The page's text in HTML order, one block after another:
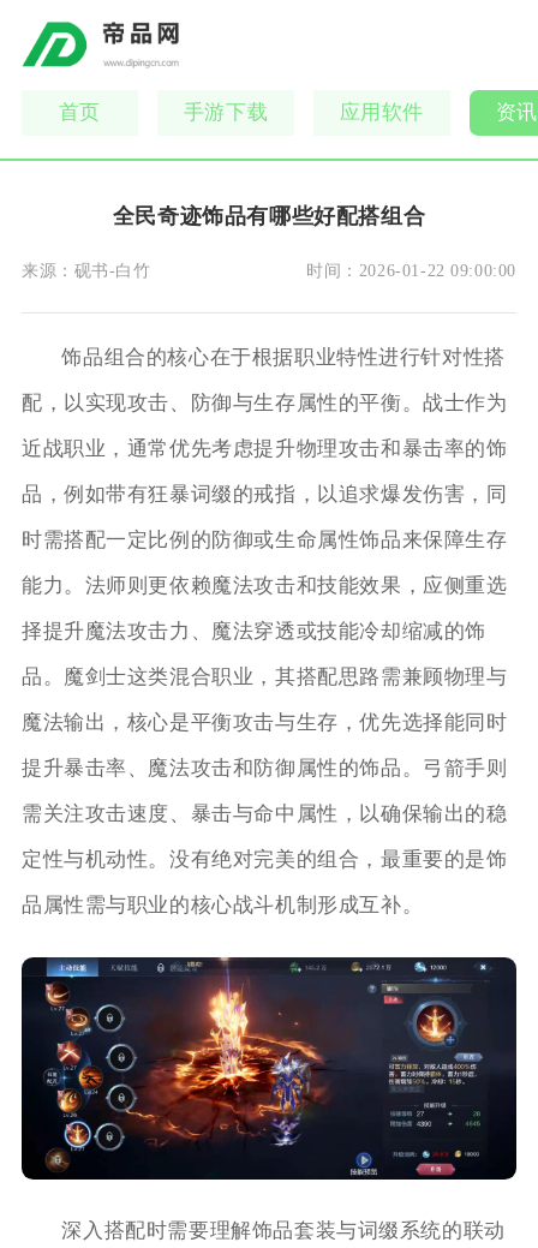
首页 手游下载 应用软件 资
全民奇迹饰品有哪些好配搭组合
来源： 砚书-白竹 时间： 2026-01-22 09:00:00
饰品组合的核心在于根据职业特性进行针对性搭
配，以实现攻击、防御与生存属性的平衡。战士作为
近战职业，通常优先考虑提升物理攻击和暴击率的饰
品，例如带有狂暴词缀的戒指，以追求爆发伤害，同
时需搭配一定比例的防御或生命属性饰品来保障生存
能力。法师则更依赖魔法攻击和技能效果，应侧重选
择提升魔法攻击力、魔法穿透或技能冷却缩减的饰
品。魔剑士这类混合职业，其搭配思路需兼顾物理与
魔法输出，核心是平衡攻击与生存，优先选择能同时
提升暴击率、魔法攻击和防御属性的饰品。弓箭手则
需关注攻击速度、暴击与命中属性，以确保输出的稳
定性与机动性。没有绝对完美的组合，最重要的是饰
品属性需与职业的核心战斗机制形成互补。
深入搭配时需要理解饰品套装与词缀系统的联动